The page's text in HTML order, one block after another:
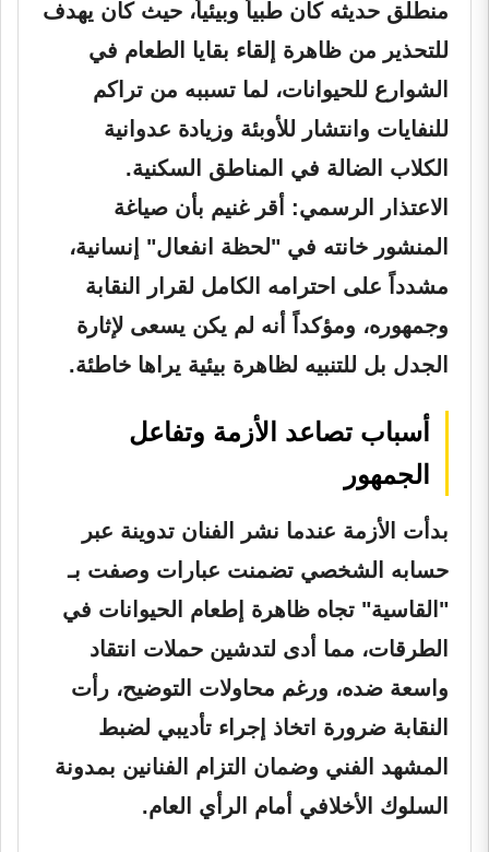
منطلق حديثه كان طبياً وبيئياً، حيث كان يهدف
للتحذير من ظاهرة إلقاء بقايا الطعام في
الشوارع للحيوانات، لما تسببه من تراكم
للنفايات وانتشار للأوبئة وزيادة عدوانية
الكلاب الضالة في المناطق السكنية.
الاعتذار الرسمي: أقر غنيم بأن صياغة
المنشور خانته في "لحظة انفعال" إنسانية،
مشدداً على احترامه الكامل لقرار النقابة
وجمهوره، ومؤكداً أنه لم يكن يسعى لإثارة
الجدل بل للتنبيه لظاهرة بيئية يراها خاطئة.
أسباب تصاعد الأزمة وتفاعل
الجمهور
بدأت الأزمة عندما نشر الفنان تدوينة عبر
حسابه الشخصي تضمنت عبارات وصفت بـ
"القاسية" تجاه ظاهرة إطعام الحيوانات في
الطرقات، مما أدى لتدشين حملات انتقاد
واسعة ضده، ورغم محاولات التوضيح، رأت
النقابة ضرورة اتخاذ إجراء تأديبي لضبط
المشهد الفني وضمان التزام الفنانين بمدونة
السلوك الأخلافي أمام الرأي العام.